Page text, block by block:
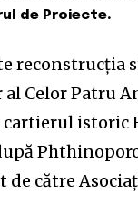
de Proiecte.
reconstrucția
Celor Patru
istoric
către